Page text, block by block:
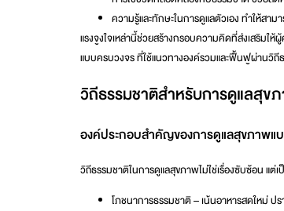
ความรู้และทักษะในการดูแลตัวเองทำให้สาม
แรงจูงใจเหล่านี้ช่วยสร้างกรอบความคิดที่ส่งเสริมใ
แบบครบวงจรที่ใช้แนวทางองค์รวมและฟื้นฟูผ่านวิถี
วิถีธรรมชาติสำหรับการดูแลสุข
องค์ประกอบสำคัญของการดูแลสุขภาพแ
วิถีธรรมชาติในการดูแลสุขภาพไม่ใช่เรื่องซับซ้อน แ
โภชนาการธรรมชาติ– เน้นอาหารสดใหม่ ป